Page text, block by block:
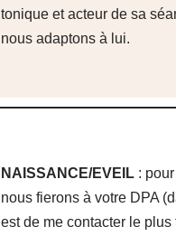
tonique et acteur de sa
nous adaptons à lui.
NAISSANCE/EVEIL :
nous fierons à votre DPA
est de me contacter le